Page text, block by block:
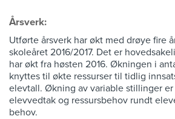
Årsverk:
Utførte årsverk har økt med drøye fire
skoleåret 2016/2017. Det er
har økt fra høsten 2016. Økningen i
knyttes til økte ressurser til tidlig
elevtall. Økning av variable stillinger
elevvedtak og ressursbehov rundt
behov.